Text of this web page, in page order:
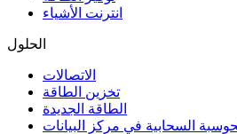
انترنت الأشياء
الحلول
الاتصالات
تخزين الطاقة
الطاقة الجديدة
السحابية في مركز البيانات